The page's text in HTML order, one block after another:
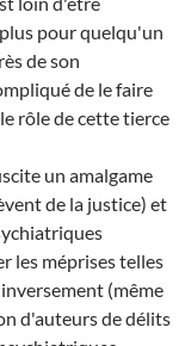
pour quelqu'un
de son
de le faire
rôle de cette tierce
un amalgame
de la justice) et
les méprises telles
(même
d'auteurs de délits